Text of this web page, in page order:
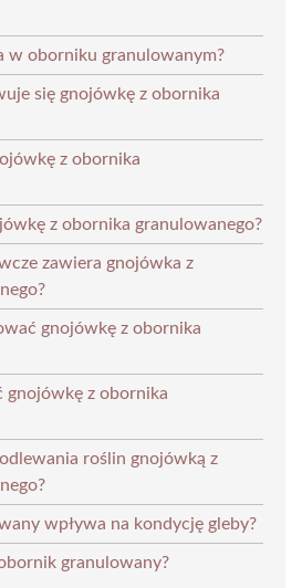
w oborniku granulowanym?
się gnojówkę z obornika
z obornika
z obornika granulowanego?
zawiera gnojówka z
gnojówkę z obornika
gnojówkę z obornika
roślin gnojówką z
wpływa na kondycję gleby?
granulowany?